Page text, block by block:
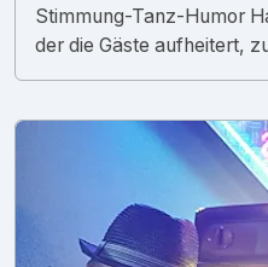
Stimmung-Tanz-Humor
der die Gäste aufheitert,